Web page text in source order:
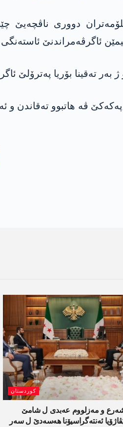
شارەداریا پازارجخێ، ئیبراهم یلمازجان راگه‌هاند،
ئاگرڤه‌مراندنێ ئاسته‌نگی
تەقینا بۆریا پەترۆلێ
هێلا رێخستنا په‌كه‌كێ ڤه‌ هاتبوو
کوردستان
و مەزلووم عەبدی ل شامێ
ئەنتەگراسیۆنا ھەسەدێ ل سەر